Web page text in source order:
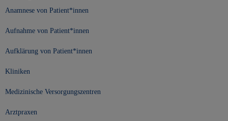
Anamnese von Patient*innen
Aufnahme von Patient*innen
Aufklärung von Patient*innen
Kliniken
Medizinische Versorgungszentren
Arztpraxen